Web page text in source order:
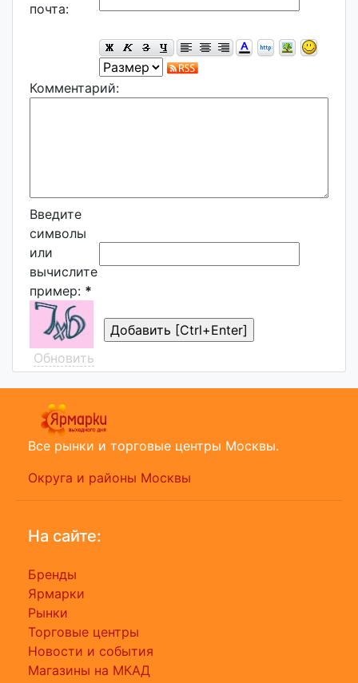
почта:
Комментарий:
Введите
символы
или
вычислите
пример: *
Обновить
Все рынки и торговые центры Москвы.
Округа и районы Москвы
На сайте:
Бренды
Ярмарки
Рынки
Торговые центры
Новости и события
Магазины на МКАД